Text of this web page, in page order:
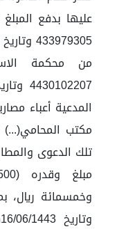
عليها بدفع
من محكمة
المدعية أعباء
مكتب المحامي(...)
تلك الدعوى